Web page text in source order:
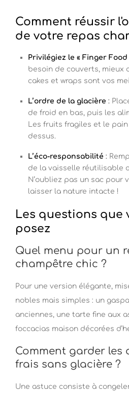
Comment réussir
de votre repas
Privilégiez le « Finger Food
besoin de couverts, mieux
cakes et wraps sont vos
L’ordre de la glacière :
de froid en bas, puis les
Les fruits fragiles et le
dessus.
L’éco-responsabilité :
de la vaisselle réutilisable
N’oubliez pas un sac pour
laisser la nature intacte !
Les questions que
posez
Quel menu pour un
champêtre chic ?
Pour une version élégante,
nobles mais simples : un
anciennes, une tarte fine aux
foccacias maison décorées
Comment garder les
frais sans glacière ?
Une astuce consiste à